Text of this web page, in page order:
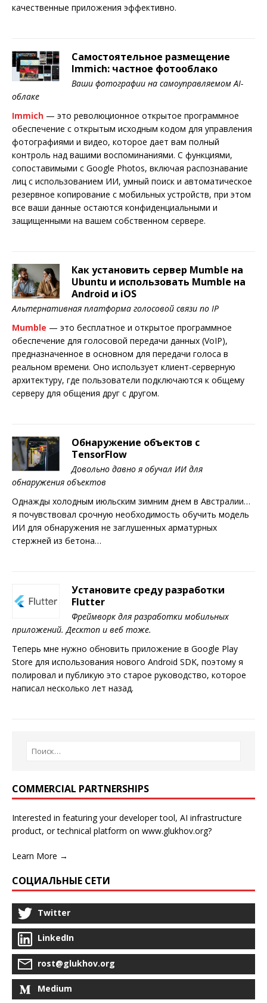
качественные приложения эффективно.
Самостоятельное размещение
Immich: частное фотооблако
Ваши фотографии на самоуправляемом AI-
облаке
Immich — это революционное открытое программное
обеспечение с открытым исходным кодом для управления
фотографиями и видео, которое дает вам полный
контроль над вашими воспоминаниями. С функциями,
сопоставимыми с Google Photos, включая распознавание
лиц с использованием ИИ, умный поиск и автоматическое
резервное копирование с мобильных устройств, при этом
все ваши данные остаются конфиденциальными и
защищенными на вашем собственном сервере.
Как установить сервер Mumble на
Ubuntu и использовать Mumble на
Android и iOS
Альтернативная платформа голосовой связи по IP
Mumble — это бесплатное и открытое программное
обеспечение для голосовой передачи данных (VoIP),
предназначенное в основном для передачи голоса в
реальном времени. Оно использует клиент-серверную
архитектуру, где пользователи подключаются к общему
серверу для общения друг с другом.
Обнаружение объектов с
TensorFlow
Довольно давно я обучал ИИ для
обнаружения объектов
Однажды холодным июльским зимним днем в Австралии…
я почувствовал срочную необходимость обучить модель
ИИ для обнаружения не заглушенных арматурных
стержней из бетона…
Установите среду разработки
Flutter
Фреймворк для разработки мобильных
приложений. Десктоп и веб тоже.
Теперь мне нужно обновить приложение в Google Play
Store для использования нового Android SDK, поэтому я
полировал и публикую это старое руководство, которое
написал несколько лет назад.
COMMERCIAL PARTNERSHIPS
Interested in featuring your developer tool, AI infrastructure
product, or technical platform on www.glukhov.org?
Learn More →
СОЦИАЛЬНЫЕ СЕТИ
Twitter
LinkedIn
rost@glukhov.org
Medium